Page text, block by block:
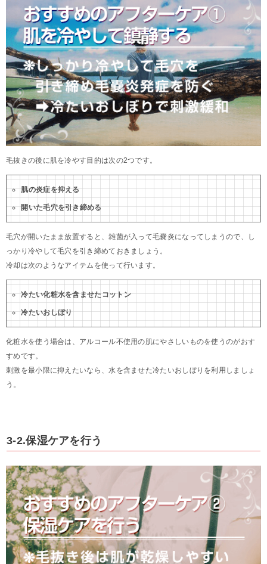
毛抜きの後に肌を冷やす目的は次の2つです。
肌の炎症を抑える
開いた毛穴を引き締める
毛穴が開いたまま放置すると、雑菌が入って毛嚢炎になってしまうので、し
っかり冷やして毛穴を引き締めておきましょう。
冷却は次のようなアイテムを使って行います。
冷たい化粧水を含ませたコットン
冷たいおしぼり
化粧水を使う場合は、アルコール不使用の肌にやさしいものを使うのがおす
すめです。
刺激を最小限に抑えたいなら、水を含ませた冷たいおしぼりを利用しましょ
う。
3-2.保湿ケアを行う